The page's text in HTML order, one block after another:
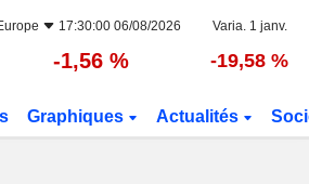
17:30:00 06/08/2026 Varia. 1 janv.
-1,56 % -19,58 %
Graphiques Actualités